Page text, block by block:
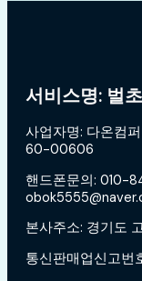
서비스명: 벌
사업자명: 다온컴
60-00606
핸드폰문의: 010-
본사주소: 경기도
통신판매업신고번